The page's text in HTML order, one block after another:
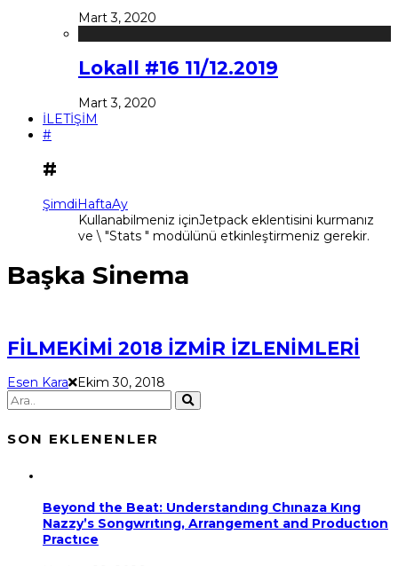
Mart 3, 2020
Lokall #16 11/12.2019
Mart 3, 2020
İLETİŞİM
#
#
ŞimdiHaftaAy
Kullanabilmeniz içinJetpack eklentisini kurmanız
ve \ "Stats " modülünü etkinleştirmeniz gerekir.
Başka Sinema
FİLMEKİMİ 2018 İZMİR İZLENİMLERİ
Esen Kara Ekim 30, 2018
SON EKLENENLER
Beyond the Beat: Understandıng Chınaza Kıng
Nazzy’s Songwrıtıng, Arrangement and Productıon
Practıce